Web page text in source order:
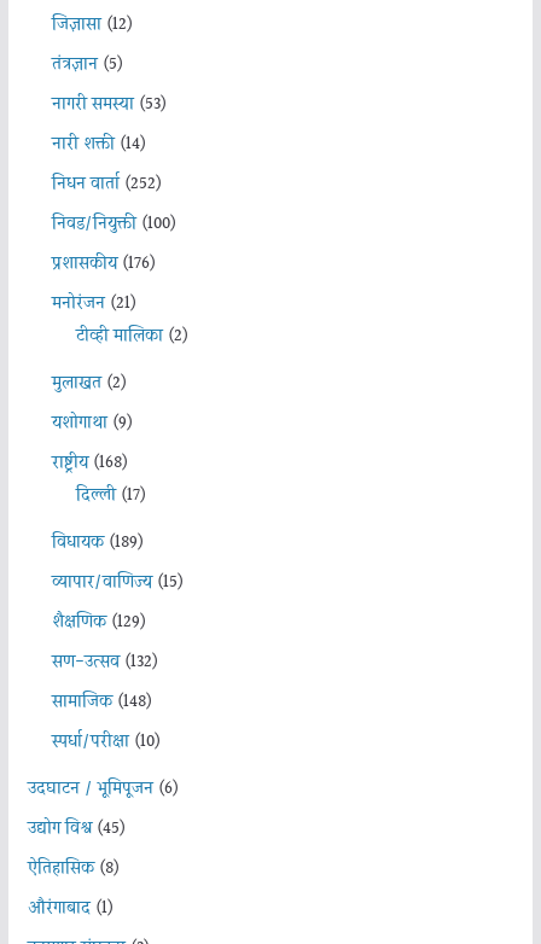
जिज्ञासा(12)
तंत्रज्ञान(5)
नागरी समस्या(53)
नारी शक्ती(14)
निधन वार्ता(252)
निवड/नियुक्ती(100)
प्रशासकीय(176)
मनोरंजन(21)
टीव्ही मालिका(2)
मुलाखत(2)
यशोगाथा(9)
राष्ट्रीय(168)
दिल्ली(17)
विधायक(189)
व्यापार/वाणिज्य(15)
शैक्षणिक(129)
सण-उत्सव(132)
सामाजिक(148)
स्पर्धा/परीक्षा(10)
उदघाटन / भूमिपूजन(6)
उद्योग विश्व(45)
ऐतिहासिक(8)
औरंगाबाद(1)